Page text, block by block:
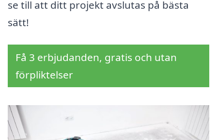
se till att ditt projekt avslutas på bästa
sätt!
Få 3 erbjudanden, gratis och utan
förpliktelser